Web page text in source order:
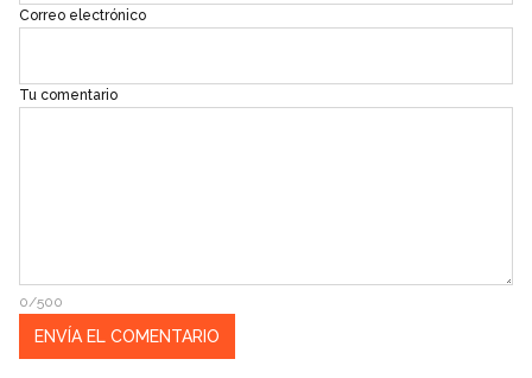
Correo electrónico
Tu comentario
0/500